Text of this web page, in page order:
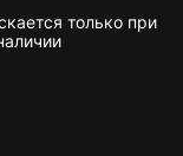
только при